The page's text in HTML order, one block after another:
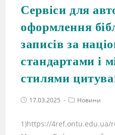
Сервіси для
оформлення
записів за
стандартами і
стилями
17.03.2025 Новини
1)https://4ref.ontu.edu.ua/